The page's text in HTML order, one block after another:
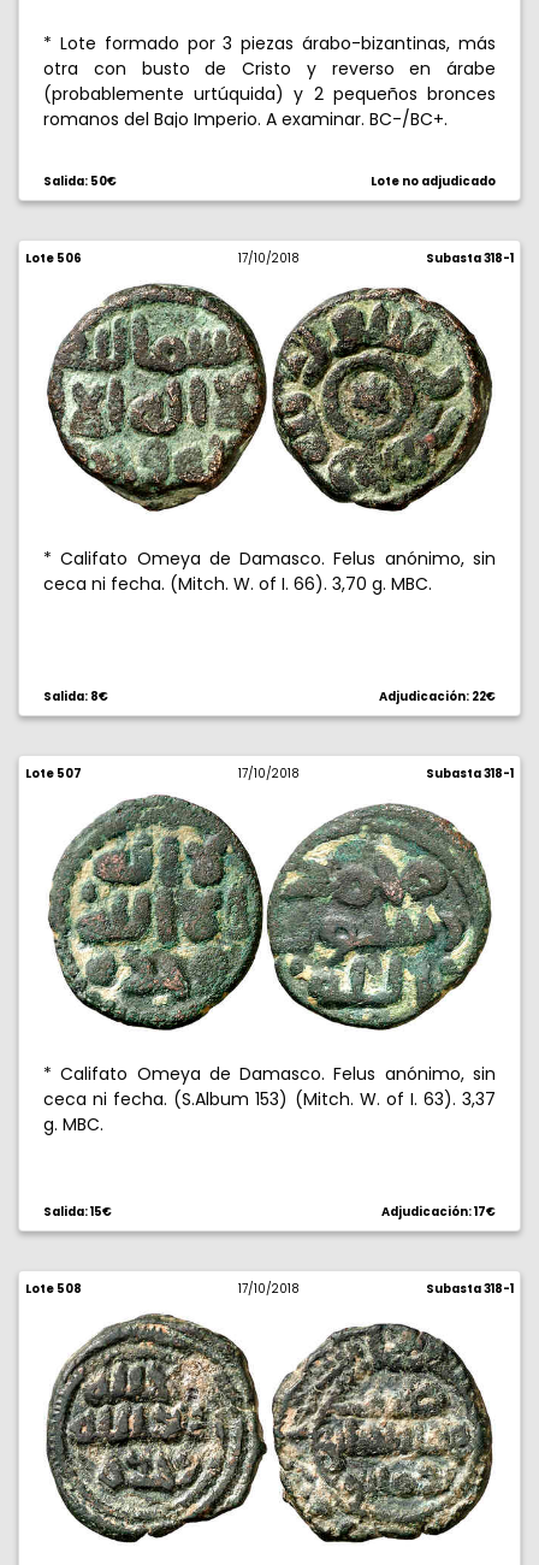
* Lote formado por 3 piezas árabo-bizantinas, más
otra con busto de Cristo y reverso en árabe
(probablemente urtúquida) y 2 pequeños bronces
romanos del Bajo Imperio. A examinar. BC-/BC+.
Salida: 50€ Lote no adjudicado
Lote 506 17/10/2018 Subasta 318-1
* Califato Omeya de Damasco. Felus anónimo, sin
ceca ni fecha. (Mitch. W. of I. 66). 3,70 g. MBC.
Salida: 8€ Adjudicación: 22€
Lote 507 17/10/2018 Subasta 318-1
* Califato Omeya de Damasco. Felus anónimo, sin
ceca ni fecha. (S.Album 153) (Mitch. W. of I. 63). 3,37
g. MBC.
Salida: 15€ Adjudicación: 17€
Lote 508 17/10/2018 Subasta 318-1